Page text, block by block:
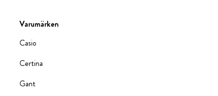
Varumärken
Casio
Certina
Gant